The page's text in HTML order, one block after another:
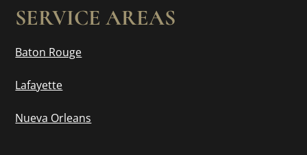
SERVICE AREAS
Baton Rouge
Lafayette
Nueva Orleans